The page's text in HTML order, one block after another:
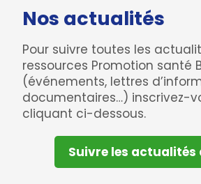
Nos actualités
Pour suivre toutes les
ressources Promotion santé
(événements, lettres
documentaires…) inscrivez-
cliquant ci-dessous.
Suivre les actualités